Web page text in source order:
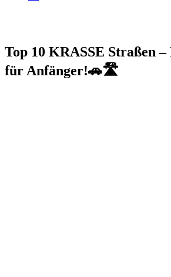
Top 10 KRASSE Straßen
für Anfänger!🚗🛣️